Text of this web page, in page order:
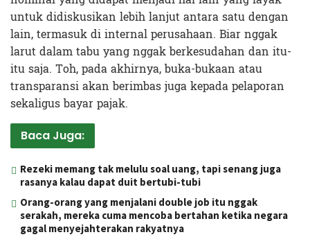
untuk didiskusikan lebih lanjut antara satu dengan
lain, termasuk di internal perusahaan. Biar nggak
larut dalam tabu yang nggak berkesudahan dan itu-
itu saja. Toh, pada akhirnya, buka-bukaan atau
transparansi akan berimbas juga kepada pelaporan
sekaligus bayar pajak.
Baca Juga:
Rezeki memang tak melulu soal uang, tapi senang juga
rasanya kalau dapat duit bertubi-tubi
Orang-orang yang menjalani double job itu nggak
serakah, mereka cuma mencoba bertahan ketika negara
gagal menyejahterakan rakyatnya